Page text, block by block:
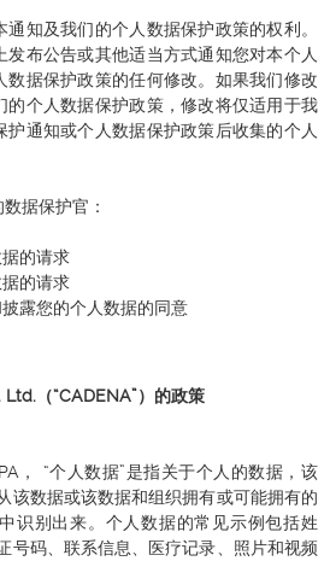
知及我们的个人数据保护政策的权利。
布公告或其他适当方式通知您对本个人
数据保护政策的任何修改。如果我们修改
的个人数据保护政策，修改将仅适用于我
通知或个人数据保护政策后收集的个人
据保护官：
的请求
的请求
露您的个人数据的同意
（“CADENA”）的政策
， “个人数据”是指关于个人的数据，该
该数据或该数据和组织拥有或可能拥有的
识别出来。个人数据的常见示例包括姓
号码、联系信息、医疗记录、照片和视频